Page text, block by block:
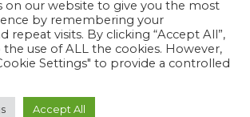
kupovine Osnovni Podaci
on our website to give you the most
by remembering your
repeat visits. By clicking “Accept All”,
use of ALL the cookies. However,
Settings" to provide a controlled
Accept All